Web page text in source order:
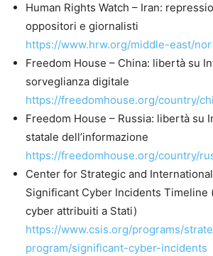
Human Rights Watch – Iran:
oppositori e giornalisti
https://www.hrw.org/middle-east/
Freedom House – China: libertà su
sorveglianza digitale
https://freedomhouse.org/country/
Freedom House – Russia: libertà su
statale dell’informazione
https://freedomhouse.org/country/
Center for Strategic and
Significant Cyber Incidents Timeline
cyber attribuiti a Stati)
https://www.csis.org/programs/
program/significant-cyber-incidents